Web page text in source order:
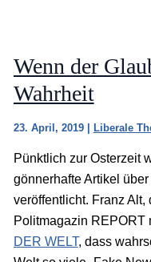
Wenn der
Wahrheit
23. April, 2019 Liberale
Pünktlich zur Osterzeit
gönnerhafte Artikel
veröffentlicht. Franz
Politmagazin REPORT
DER WELT, dass